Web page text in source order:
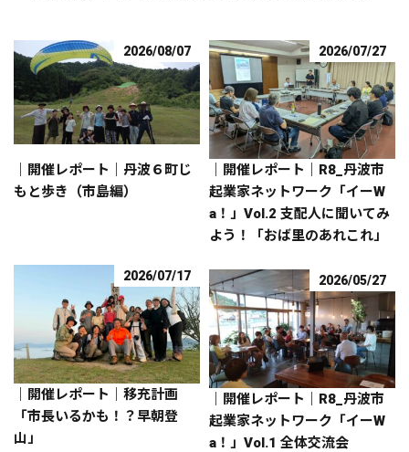
2026/08/07
｜開催レポート｜丹波６町じ
もと歩き（市島編）
2026/07/27
｜開催レポート｜R8_丹波市
起業家ネットワーク「イーW
a！」Vol.2 支配人に聞いてみ
よう！「おば里のあれこれ」
2026/07/17
｜開催レポート｜移充計画
「市長いるかも！？早朝登
山」
2026/05/27
｜開催レポート｜R8_丹波市
起業家ネットワーク「イーW
a！」Vol.1 全体交流会